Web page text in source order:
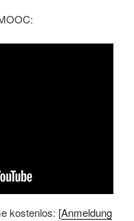
kostenlos: [Anmeldung